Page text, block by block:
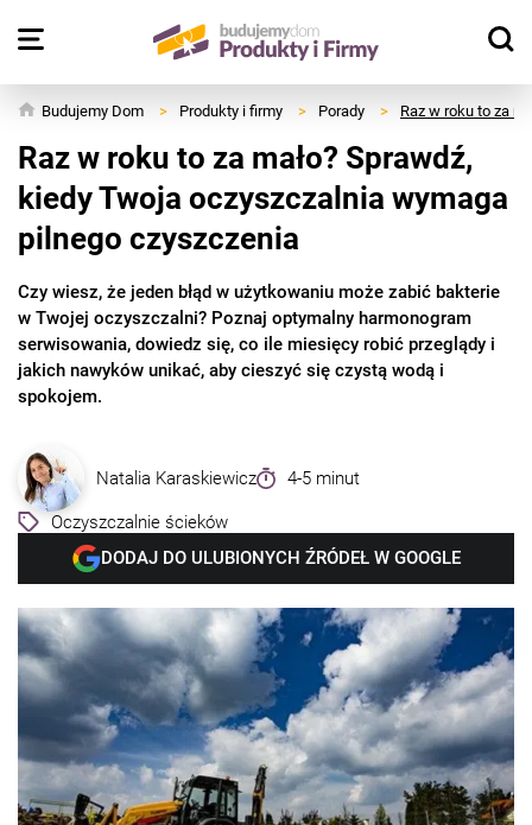
Budujemy Dom > Produkty i firmy > Porady > Raz w roku to za
Raz w roku to za mało? Sprawdź,
kiedy Twoja oczyszczalnia wymaga
pilnego czyszczenia
Czy wiesz, że jeden błąd w użytkowaniu może zabić bakterie
w Twojej oczyszczalni? Poznaj optymalny harmonogram
serwisowania, dowiedz się, co ile miesięcy robić przeglądy i
jakich nawyków unikać, aby cieszyć się czystą wodą i
spokojem.
Natalia Karaskiewicz 4-5 minut
Oczyszczalnie ścieków
DODAJ DO ULUBIONYCH ŹRÓDEŁ W GOOGLE